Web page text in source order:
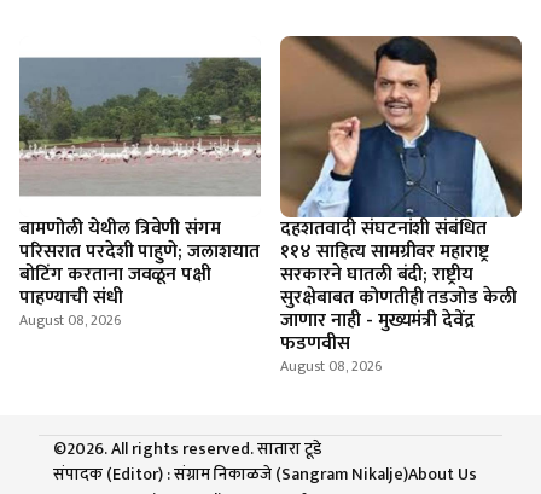
बामणोली येथील त्रिवेणी संगम
परिसरात परदेशी पाहुणे; जलाशयात
बोटिंग करताना जवळून पक्षी
पाहण्याची संधी
August 08, 2026
दहशतवादी संघटनांशी संबंधित
११४ साहित्य सामग्रीवर महाराष्ट्र
सरकारने घातली बंदी; राष्ट्रीय
सुरक्षेबाबत कोणतीही तडजोड केली
जाणार नाही - मुख्यमंत्री देवेंद्र
फडणवीस
August 08, 2026
©2026. All rights reserved. सातारा टूडे
संपादक (Editor) : संग्राम निकाळजे (Sangram Nikalje)About Us